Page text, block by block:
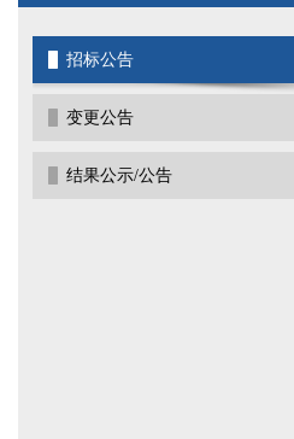
招标公告
变更公告
结果公示/公告